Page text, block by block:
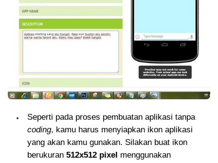
Seperti pada proses pembuatan aplikasi tanpa
coding, kamu harus menyiapkan ikon aplikasi
yang akan kamu gunakan. Silakan buat ikon
berukuran 512x512 pixel menggunakan